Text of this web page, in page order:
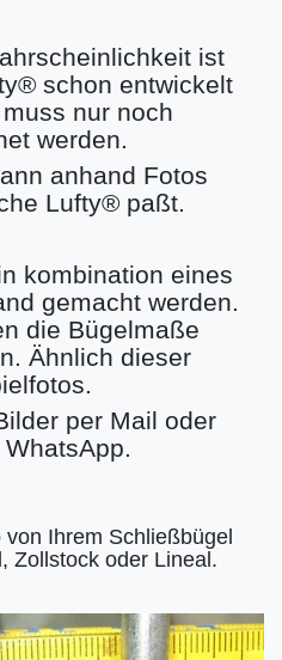
ist
schon entwickelt
nur noch
werden.
anhand Fotos
Lufty® paßt.
kombination eines
gemacht werden.
die Bügelmaße
Ähnlich dieser
per Mail oder
Ihrem Schließbügel
Zollstock oder Lineal.